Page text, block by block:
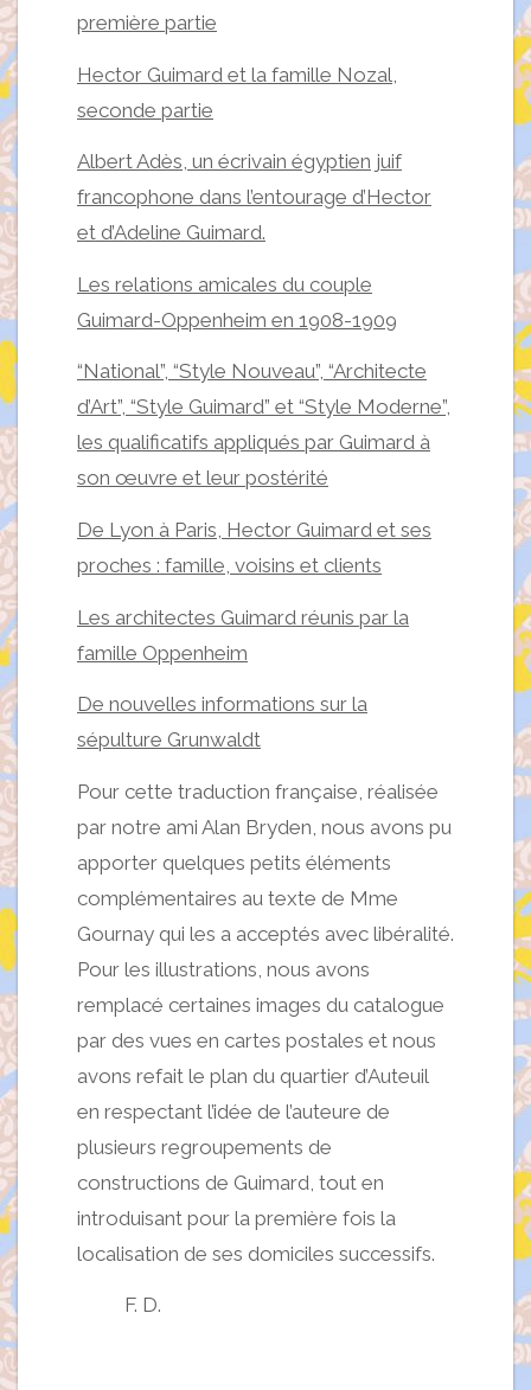
première partie
Hector Guimard et la famille Nozal,
seconde partie
Albert Adès, un écrivain égyptien juif
francophone dans l’entourage d’Hector
et d’Adeline Guimard.
Les relations amicales du couple
Guimard-Oppenheim en 1908-1909
“National”, “Style Nouveau”, “Architecte
d’Art”, “Style Guimard” et “Style Moderne”,
les qualificatifs appliqués par Guimard à
son œuvre et leur postérité
De Lyon à Paris, Hector Guimard et ses
proches : famille, voisins et clients
Les architectes Guimard réunis par la
famille Oppenheim
De nouvelles informations sur la
sépulture Grunwaldt
Pour cette traduction française, réalisée
par notre ami Alan Bryden, nous avons pu
apporter quelques petits éléments
complémentaires au texte de Mme
Gournay qui les a acceptés avec libéralité.
Pour les illustrations, nous avons
remplacé certaines images du catalogue
par des vues en cartes postales et nous
avons refait le plan du quartier d’Auteuil
en respectant l’idée de l’auteure de
plusieurs regroupements de
constructions de Guimard, tout en
introduisant pour la première fois la
localisation de ses domiciles successifs.
F. D.